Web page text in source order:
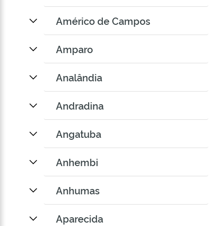
Américo de Campos
Amparo
Analândia
Andradina
Angatuba
Anhembi
Anhumas
Aparecida